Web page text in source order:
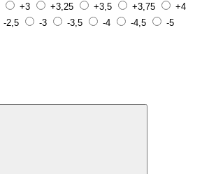
+3 +3,25 +3,5 +3,75
+4
-2,5 -3 -3,5 -4 -4,5 -5